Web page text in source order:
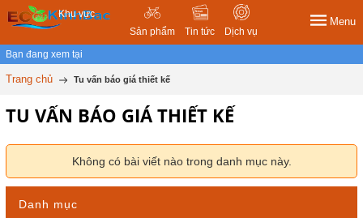
Khu vực
Sản phẩm
Tin tức Dịch vụ
Menu
Bạn đang xem tại
Trang chủ Tu vấn báo giá thiết kế
TU VẤN BÁO GIÁ THIẾT KẾ
Không có bài viết nào trong danh mục này.
Danh mục